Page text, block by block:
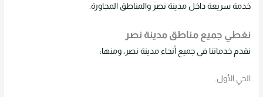
خدمة سريعة داخل مدينة نصر والمناطق المجاورة.
نغطي جميع مناطق مدينة نصر
نقدم خدماتنا في جميع أنحاء مدينة نصر، ومنها:
الحي الأول.